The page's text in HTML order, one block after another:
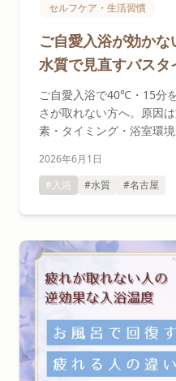
セルフケア・生活習慣
ご自愛入浴が効か
水質で見直すバス
を守っても翌朝だる
ご自愛入浴で40℃・15分
さが取れない方へ。原因
素・タイミング・浴室環
セラピストが住環境に合
説します。
2026年6月1日
#入浴
#水質 #名古屋